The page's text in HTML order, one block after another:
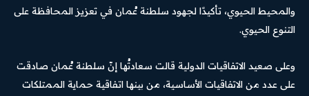
والمحيط الحيوي، تأكيدًا لجهود سلطنة عُمان في تعزيز المحافظة على
التنوع الحيوي.
وعلى صعيد الاتفاقيات الدولية قالت سعادتُها إنّ سلطنة عُمان صادقت
على عدد من الاتفاقيات الأساسية، من بينها اتفاقية حماية الممتلكات